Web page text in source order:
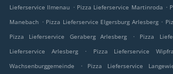
Lieferservice Ilmenau . Pizza Lieferservice Martinroda .
Manebach . Pizza Lieferservice Elgersburg Arlesberg .
Pizza Lieferservice Geraberg Arlesberg
. Pizza
Lieferservice Arlesberg
. Pizza Lieferservice
Wachsenburggemeinde
. Pizza Lieferservice